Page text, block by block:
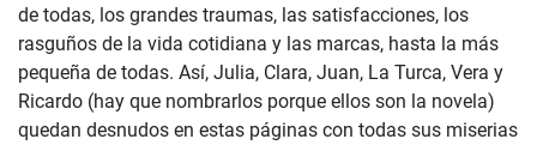
de todas, los grandes traumas, las satisfacciones, los
rasguños de la vida cotidiana y las marcas, hasta la más
pequeña de todas. Así, Julia, Clara, Juan, La Turca, Vera y
Ricardo (hay que nombrarlos porque ellos son la novela)
quedan desnudos en estas páginas con todas sus miserias